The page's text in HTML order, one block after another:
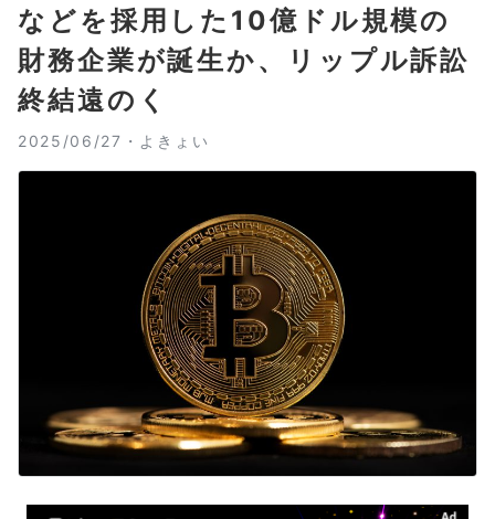
などを採用した10億ドル規模の
財務企業が誕生か、リップル訴訟
終結遠のく
2025/06/27・ よきょい